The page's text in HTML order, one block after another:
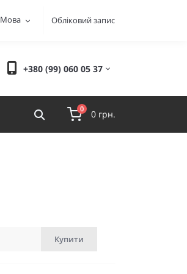
Мова Обліковий запис
+380 (99) 060 05 37
0 0 грн.
Купити